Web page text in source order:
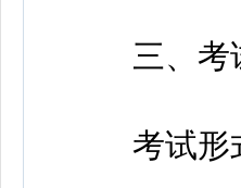
三、考
考试形式